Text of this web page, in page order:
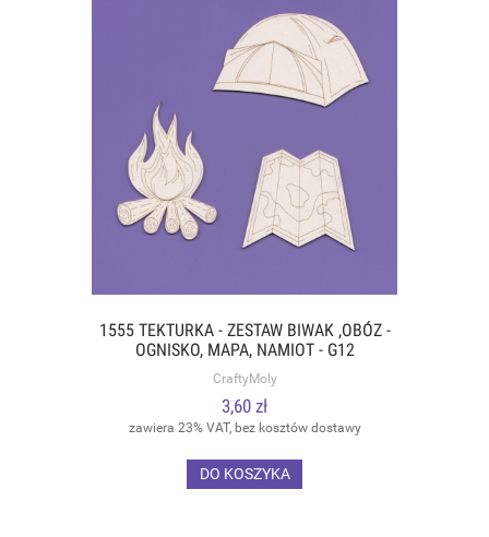
1555 TEKTURKA - ZESTAW BIWAK ,OBÓZ -
OGNISKO, MAPA, NAMIOT - G12
CraftyMoly
3,60 zł
zawiera 23% VAT, bez kosztów dostawy
DO KOSZYKA